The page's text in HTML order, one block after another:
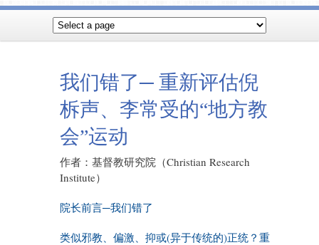
我们错了─ 重新评估倪
柝声、李常受的“地方教
会”运动
作者：基督教研究院（Christian Research
Institute）
院长前言─我们错了
类似邪教、偏激、抑或(异于传统的)正统？重